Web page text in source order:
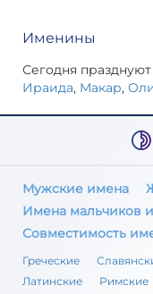
Именины
Сегодня
Ираида, Макар,
Мужские имена
Имена мальчиков
Совместимость
Греческие
Латинские
Римские